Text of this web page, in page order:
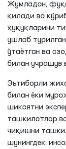
Жумладан,
қилади ва
ҳуқуқларини
ушлаб
ўтаётган ва
билан учрашув
Эътиборли
билан ёки
шикоятни
ташкилотлар
чиқишни
шунингдек,